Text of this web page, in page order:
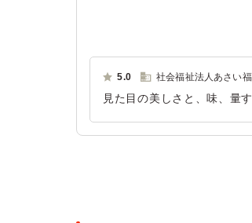
5.0 社会福祉法人あさい
見た目の美しさと、味、量
で詰められていて本当に素